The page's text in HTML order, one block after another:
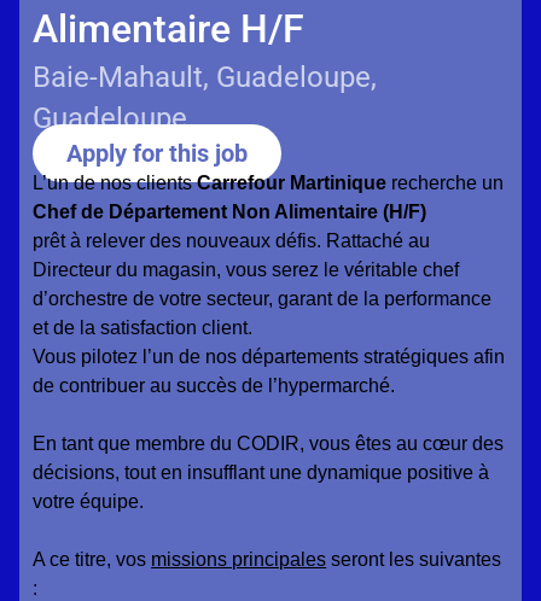
Alimentaire H/F
Baie-Mahault, Guadeloupe,
Guadeloupe
Apply for this job
L’un de nos clientsCarrefour Martinique recherche un
Chef de Département Non Alimentaire (H/F)
prêt à relever des nouveaux défis. Rattaché au
Directeur du magasin, vous serez le véritable chef
d’orchestre de votre secteur, garant de la performance
et de la satisfaction client.
Vous pilotez l’un de nos départements stratégiques afin
de contribuer au succès de l’hypermarché.
En tant que membre du CODIR, vous êtes au cœur des
décisions, tout en insufflant une dynamique positive à
votre équipe.
A ce titre, vos missions principales seront les suivantes
: